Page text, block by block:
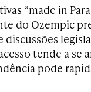
“made in
do Ozempic
discussões
tende a se
pode